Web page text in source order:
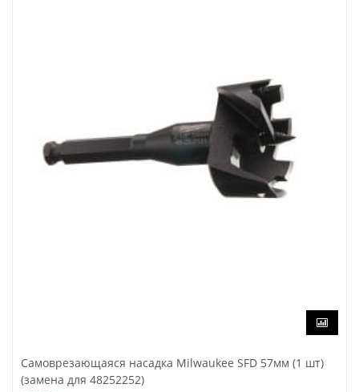
Самоврезающаяся насадка Milwaukee SFD 57мм (1 шт)
(замена для 48252252)